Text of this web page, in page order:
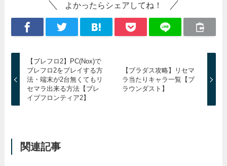
よかったらシェアしてね！
【ブレフロ2】PC(Nox)で
ブレフロ2をプレイする方
法・端末が2台無くてもリ
セマラ出来る方法【ブレ
イブフロンティア2】
【ブラダス攻略】リセマ
ラ当たりキャラ一覧【ブ
ラウンダスト】
関連記事